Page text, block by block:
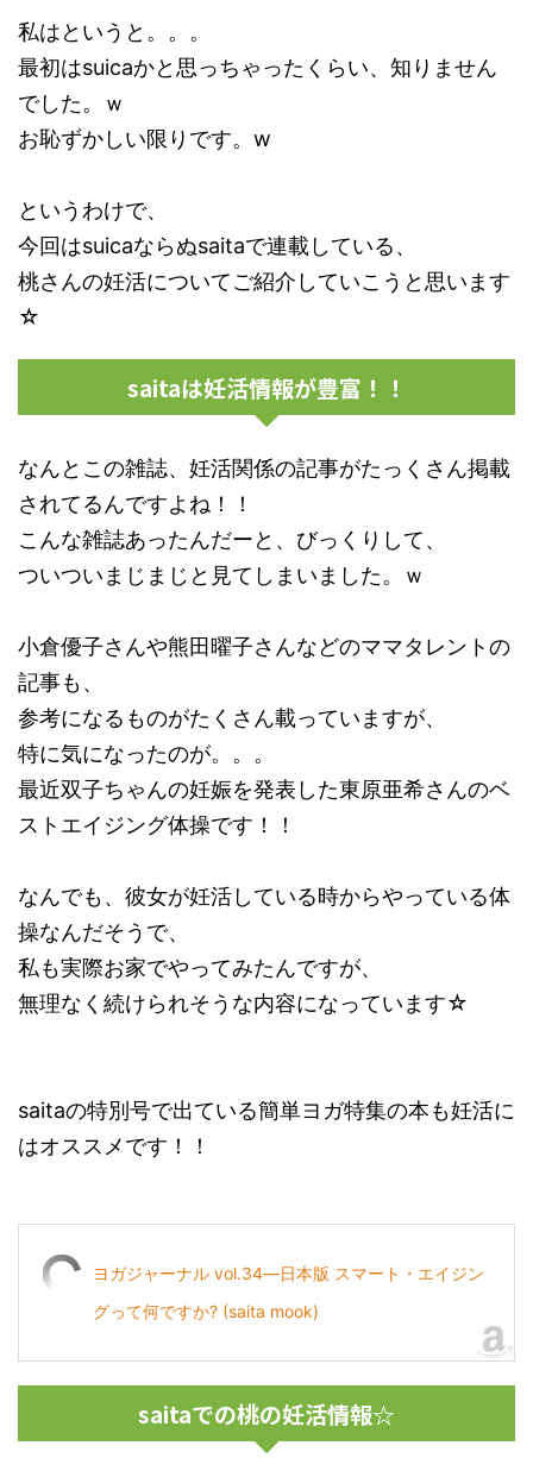
私はというと。。。
最初はsuicaかと思っちゃったくらい、知りません
でした。ｗ
お恥ずかしい限りです。w
というわけで、
今回はsuicaならぬsaitaで連載している、
桃さんの妊活についてご紹介していこうと思います
☆
saitaは妊活情報が豊富！！
なんとこの雑誌、妊活関係の記事がたっくさん掲載
されてるんですよね！！
こんな雑誌あったんだーと、びっくりして、
ついついまじまじと見てしまいました。ｗ
小倉優子さんや熊田曜子さんなどのママタレントの
記事も、
参考になるものがたくさん載っていますが、
特に気になったのが。。。
最近双子ちゃんの妊娠を発表した東原亜希さんのベ
ストエイジング体操です！！
なんでも、彼女が妊活している時からやっている体
操なんだそうで、
私も実際お家でやってみたんですが、
無理なく続けられそうな内容になっています☆
saitaの特別号で出ている簡単ヨガ特集の本も妊活に
はオススメです！！
ヨガジャーナル vol.34―日本版 スマート・エイジン
グって何ですか? (saita mook)
saitaでの桃の妊活情報☆